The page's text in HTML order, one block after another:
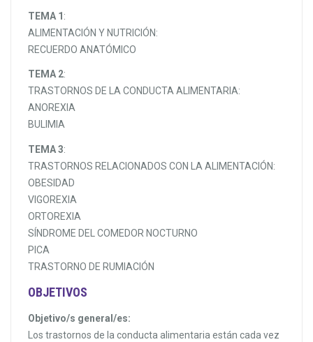
TEMA 1:
ALIMENTACIÓN Y NUTRICIÓN:
RECUERDO ANATÓMICO
TEMA 2:
TRASTORNOS DE LA CONDUCTA ALIMENTARIA:
ANOREXIA
BULIMIA
TEMA 3:
TRASTORNOS RELACIONADOS CON LA ALIMENTACIÓN:
OBESIDAD
VIGOREXIA
ORTOREXIA
SÍNDROME DEL COMEDOR NOCTURNO
PICA
TRASTORNO DE RUMIACIÓN
OBJETIVOS
Objetivo/s general/es:
Los trastornos de la conducta alimentaria están cada vez